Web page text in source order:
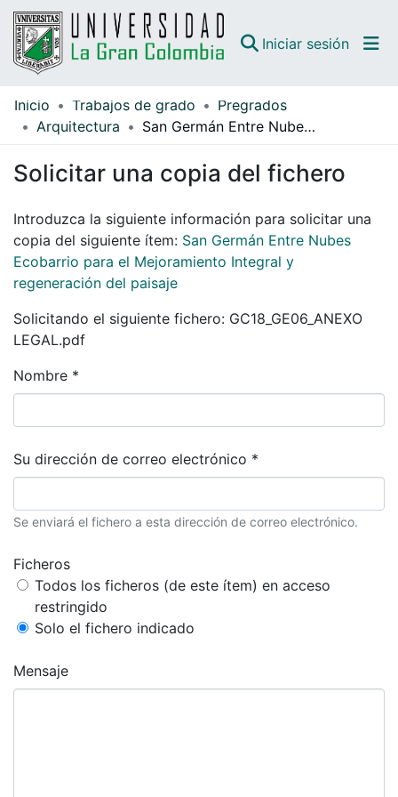
Iniciar sesión
Comunidades
Inicio Trabajos de grado
Pregrados
Arquitectura
San Germán Entre Nubes Ecobarrio para el Mejoramiento Integral y regeneración del paisaje
Solicitar una copia del fichero
Introduzca la siguiente información para solicitar una
copia del siguiente ítem: San Germán Entre Nubes
Ecobarrio para el Mejoramiento Integral y
regeneración del paisaje
Solicitando el siguiente fichero: GC18_GE06_ANEXO
LEGAL.pdf
Nombre *
Su dirección de correo electrónico *
Se enviará el fichero a esta dirección de correo electrónico.
Ficheros
Todos los ficheros (de este ítem) en acceso
restringido
Solo el fichero indicado
Mensaje